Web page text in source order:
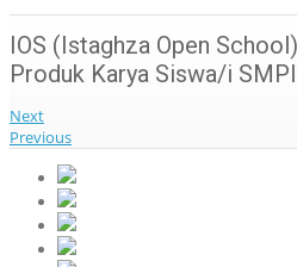
IOS (Istaghza Open
Produk Karya Siswa/i
Next
Previous